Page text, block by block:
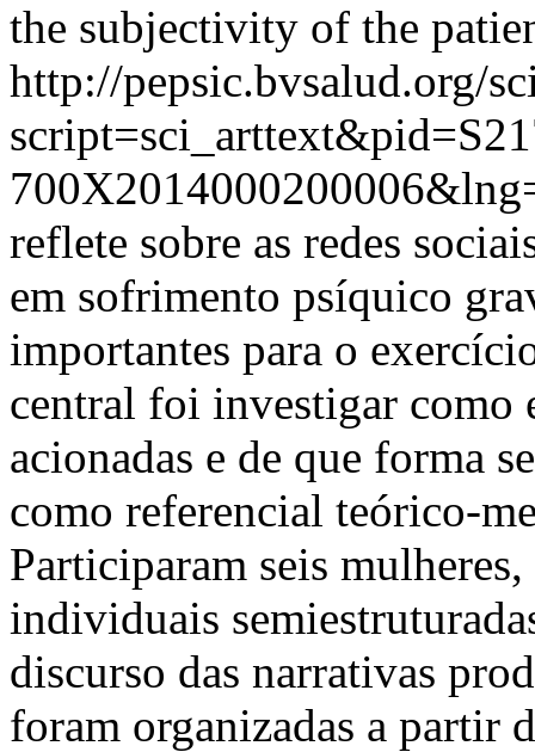
the subjectivity of the
http://pepsic.bvsalud.org/
reflete sobre as redes
em sofrimento psíquico
importantes para o
central foi investigar como
acionadas e de que forma
como referencial teórico-
Participaram seis
individuais
discurso das narrativas
foram organizadas a partir